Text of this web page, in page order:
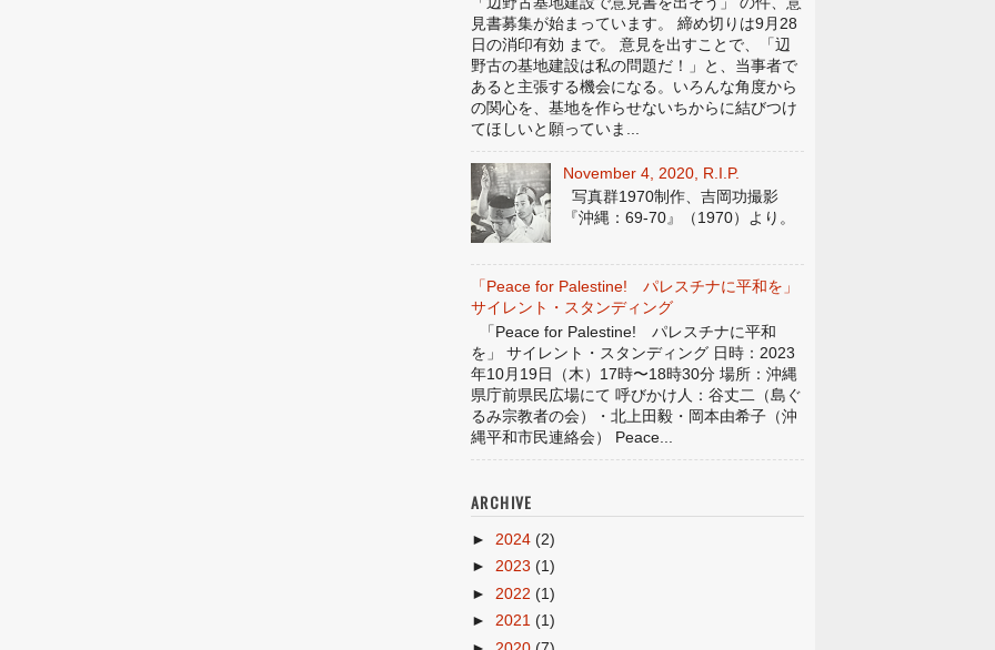
見書募集が始まっています。 締め切りは9月28
日の消印有効 まで。 意見を出すことで、「辺
野古の基地建設は私の問題だ！」と、当事者で
あると主張する機会になる。いろんな角度から
の関心を、基地を作らせないちからに結びつけ
てほしいと願っていま...
November 4, 2020, R.I.P.
写真群1970制作、吉岡功撮影
『沖縄：69-70』（1970）より。
「Peace for Palestine! パレスチナに平和を」
サイレント・スタンディング
「Peace for Palestine! パレスチナに平和
を」 サイレント・スタンディング 日時：2023
年10月19日（木）17時〜18時30分 場所：沖縄
県庁前県民広場にて 呼びかけ人：谷丈二（島ぐ
るみ宗教者の会）・北上田毅・岡本由希子（沖
縄平和市民連絡会） Peace...
ARCHIVE
► 2024 (2)
► 2023 (1)
► 2022 (1)
► 2021 (1)